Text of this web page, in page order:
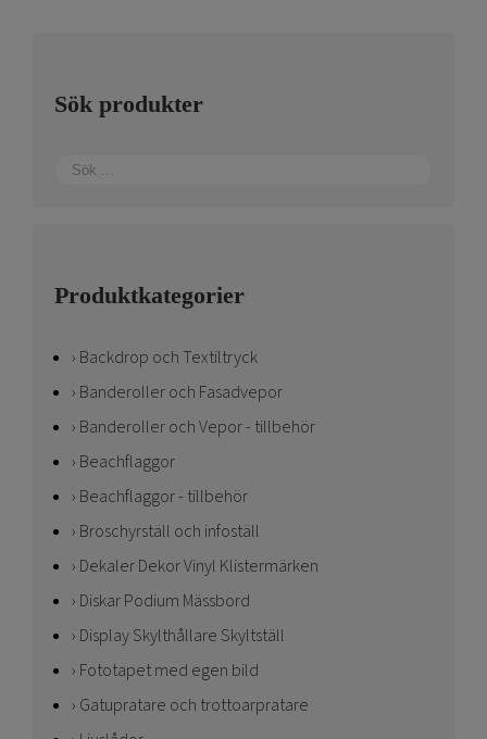
Sök produkter
Produktkategorier
Backdrop och Textiltryck
Banderoller och Fasadvepor
Banderoller och Vepor - tillbehör
Beachflaggor
Beachflaggor - tillbehör
Broschyrställ och infoställ
Dekaler Dekor Vinyl Klistermärken
Diskar Podium Mässbord
Display Skylthållare Skyltställ
Fototapet med egen bild
Gatupratare och trottoarpratare